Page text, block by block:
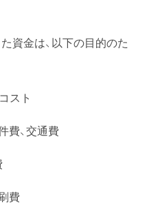
資金は、以下の目的のた
スト
費、交通費
費